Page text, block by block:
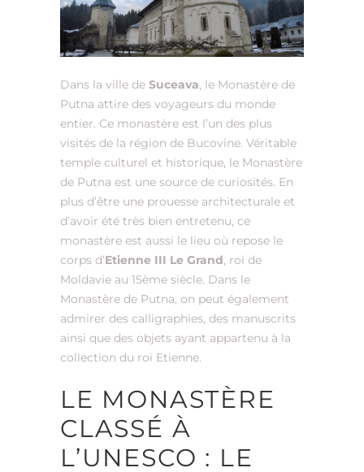
Dans la ville de Suceava, le Monastère de
Putna attire des voyageurs du monde
entier. Ce monastère est l’un des plus
visités de la région de Bucovine. Véritable
temple culturel et historique, le Monastère
de Putna est une source de curiosités. En
plus d’être une prouesse architecturale et
d’avoir été très bien entretenu, ce
monastère est aussi le lieu où repose le
corps d’Etienne III Le Grand, roi de
Moldavie au 15ème siècle. Dans le
Monastère de Putna, on peut également
admirer des calligraphies, des manuscrits
ainsi que des objets ayant appartenu à la
collection du roi Etienne.
LE MONASTÈRE
CLASSÉ À
L’UNESCO : LE